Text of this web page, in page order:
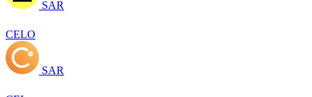
SAR
CELO
SAR